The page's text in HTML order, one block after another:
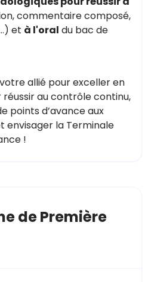
commentaire composé,
et à l'oral du bac de
allié pour exceller en
réussir au contrôle continu,
points d’avance aux
envisager la Terminale
!
de Première